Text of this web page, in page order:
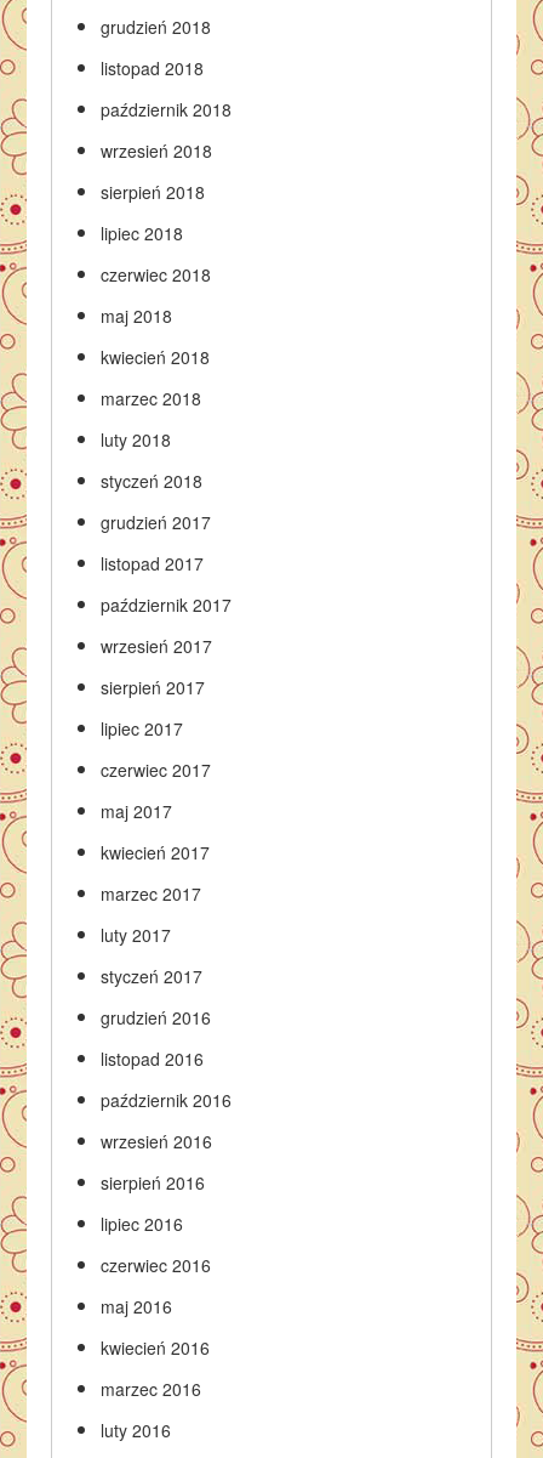
grudzień 2018
listopad 2018
październik 2018
wrzesień 2018
sierpień 2018
lipiec 2018
czerwiec 2018
maj 2018
kwiecień 2018
marzec 2018
luty 2018
styczeń 2018
grudzień 2017
listopad 2017
październik 2017
wrzesień 2017
sierpień 2017
lipiec 2017
czerwiec 2017
maj 2017
kwiecień 2017
marzec 2017
luty 2017
styczeń 2017
grudzień 2016
listopad 2016
październik 2016
wrzesień 2016
sierpień 2016
lipiec 2016
czerwiec 2016
maj 2016
kwiecień 2016
marzec 2016
luty 2016